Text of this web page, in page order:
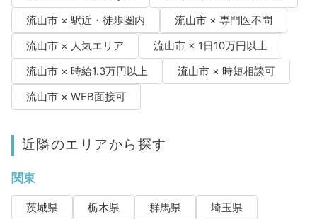
流山市 × 駅近・徒歩圏内
流山市 × 専門医不問
流山市 × 人気エリア
流山市 × 1日10万円以上
流山市 × 時給1.3万円以上
流山市 × 時短相談可
流山市 × WEB面接可
近隣のエリアから探す
関東
茨城県 栃木県 群馬県
埼玉県